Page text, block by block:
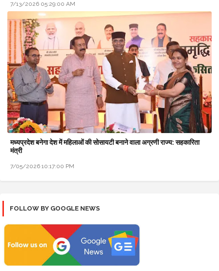
7/13/2026 05:29:00 AM
मध्यप्रदेश बनेगा देश में महिलाओं की सोसायटी बनाने वाला अग्रणी राज्य: सहकारिता
मंत्री
7/05/2026 10:17:00 PM
FOLLOW BY GOOGLE NEWS